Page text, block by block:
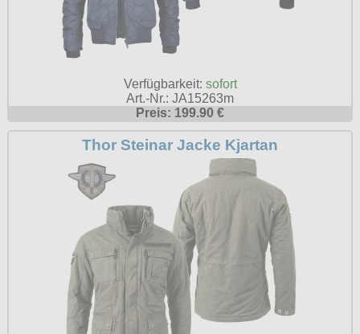
Verfügbarkeit: sofort
Art.-Nr.: JA15263m
Preis: 199.90 €
Thor Steinar Jacke Kjartan